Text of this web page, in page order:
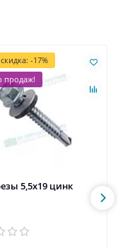
-17%
продаж!
5,5х19 цинк